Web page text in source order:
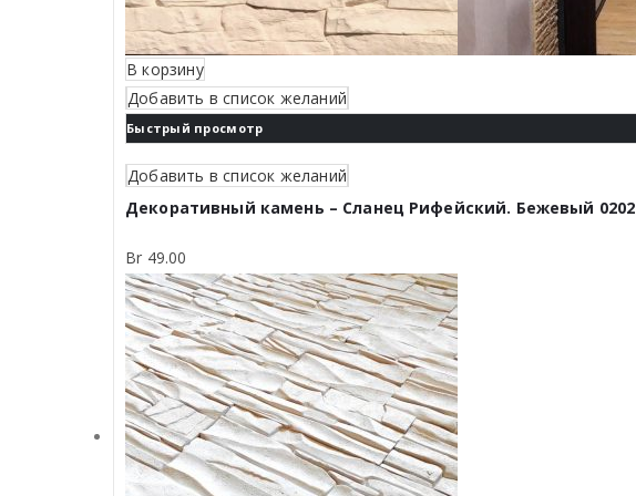
В корзину
Добавить в список желаний
Быстрый просмотр
Добавить в список желаний
Декоративный камень – Сланец Рифейский. Бежевый 0202
Br 49.00